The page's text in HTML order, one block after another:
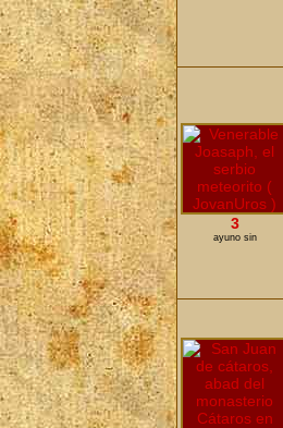
3
ayuno sin